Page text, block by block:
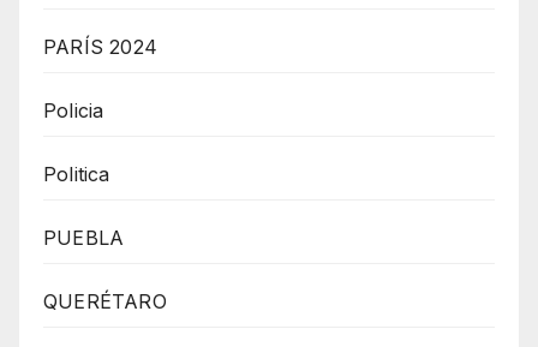
PARÍS 2024
Policia
Politica
PUEBLA
QUERÉTARO